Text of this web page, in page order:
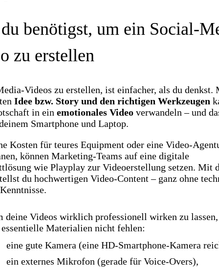
benötigst, um ein Social-
zu erstellen
Videos zu erstellen, ist einfacher, als du denkst.
Idee bzw. Story und den richtigen Werkzeugen
in ein emotionales Video verwandeln – und
Smartphone und Laptop.
Kosten für teures Equipment oder eine Video-
können Marketing-Teams auf eine digitale
wie Playplay zur Videoerstellung setzen. Mit
du hochwertigen Video-Content – ganz ohne
deine Videos wirklich professionell wirken zu
essentielle Materialien nicht fehlen:
eine gute Kamera (eine HD-Smartphone-Kamera
ein externes Mikrofon (gerade für Voice-Overs),